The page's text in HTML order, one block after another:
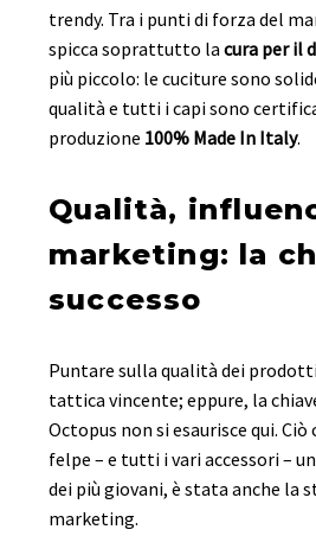
trendy. Tra i punti di forza del
spicca soprattutto la cura per il
più piccolo: le cuciture sono
qualità e tutti i capi sono
produzione 100% Made In Italy.
Qualità,
marketing: la
successo
Puntare sulla qualità dei
tattica vincente; eppure, la
Octopus non si esaurisce qui. Ciò
felpe – e tutti i vari accessori – un
dei più giovani, è stata anche la
marketing.